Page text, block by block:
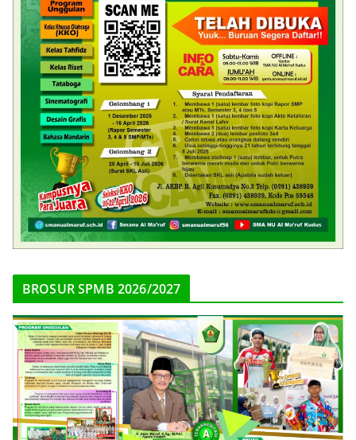
BROSUR SPMB 2026/2027